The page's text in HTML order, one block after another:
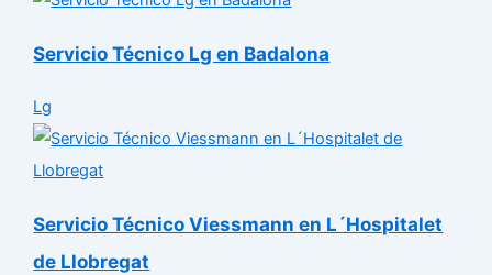
Servicio Técnico Lg en Badalona
Lg
Servicio Técnico Viessmann en L´Hospitalet
de Llobregat